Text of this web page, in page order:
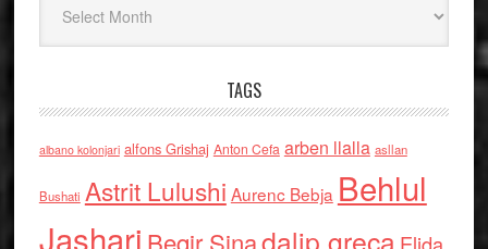
TAGS
albano kolonjari alfons Grishaj Anton Cefa arben llalla asllan
Bushati Astrit Lulushi Aurenc Bebja Behlul
Jashari Beqir Sinadalip greca